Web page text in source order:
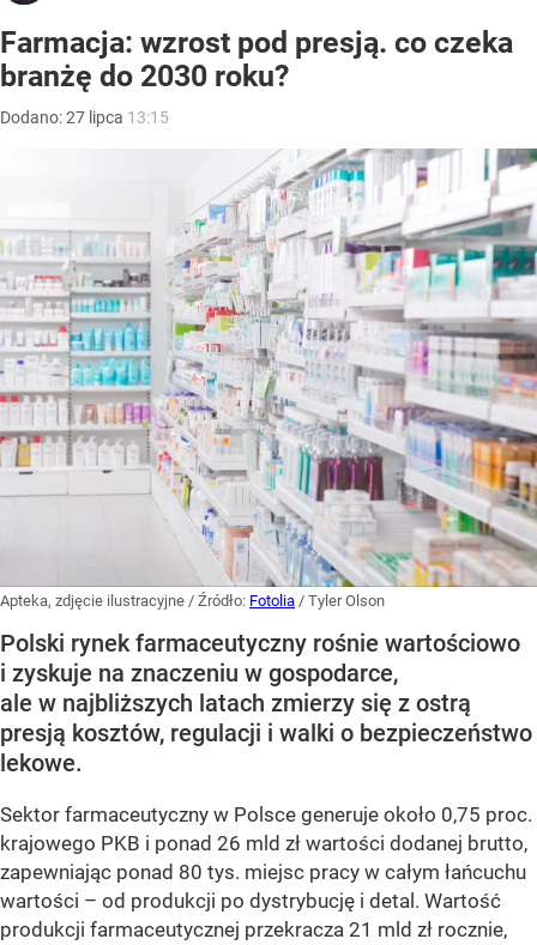
Farmacja: wzrost pod presją. co czeka
branżę do 2030 roku?
Dodano:27 lipca 13:15
Apteka, zdjęcie ilustracyjne / Źródło: Fotolia / Tyler Olson
Polski rynek farmaceutyczny rośnie wartościowo
i zyskuje na znaczeniu w gospodarce,
ale w najbliższych latach zmierzy się z ostrą
presją kosztów, regulacji i walki o bezpieczeństwo
lekowe.
Sektor farmaceutyczny w Polsce generuje około 0,75 proc.
krajowego PKB i ponad 26 mld zł wartości dodanej brutto,
zapewniając ponad 80 tys. miejsc pracy w całym łańcuchu
wartości – od produkcji po dystrybucję i detal. Wartość
produkcji farmaceutycznej przekracza 21 mld zł rocznie,